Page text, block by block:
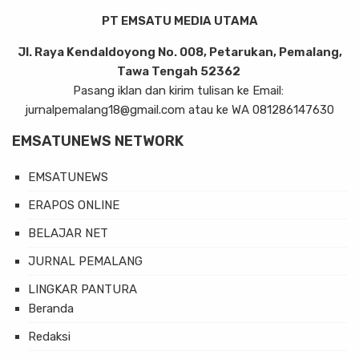
PT EMSATU MEDIA UTAMA
Jl. Raya Kendaldoyong No. 008, Petarukan, Pemalang,
Tawa Tengah 52362
Pasang iklan dan kirim tulisan ke Email:
jurnalpemalang18@gmail.com atau ke WA 081286147630
EMSATUNEWS NETWORK
EMSATUNEWS
ERAPOS ONLINE
BELAJAR NET
JURNAL PEMALANG
LINGKAR PANTURA
Beranda
Redaksi